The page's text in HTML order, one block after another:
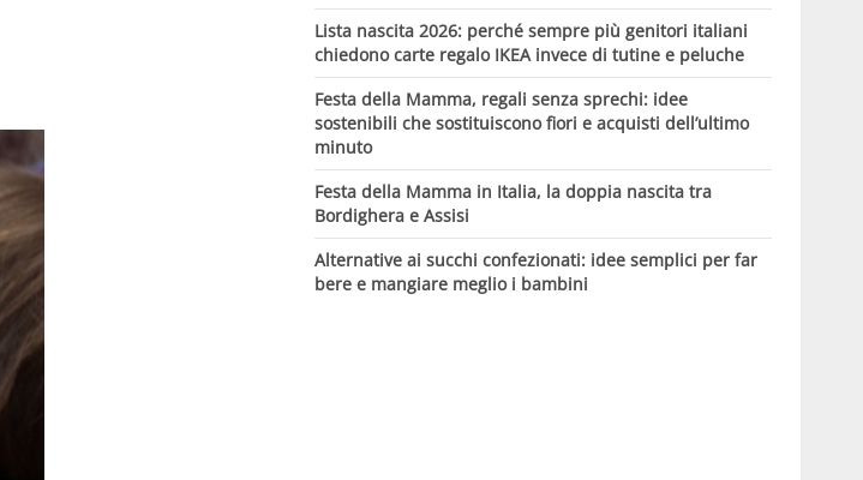
Lista nascita 2026: perché sempre più genitori italiani
chiedono carte regalo IKEA invece di tutine e peluche
Festa della Mamma, regali senza sprechi: idee
sostenibili che sostituiscono fiori e acquisti dell’ultimo
minuto
Festa della Mamma in Italia, la doppia nascita tra
Bordighera e Assisi
Alternative ai succhi confezionati: idee semplici per far
bere e mangiare meglio i bambini